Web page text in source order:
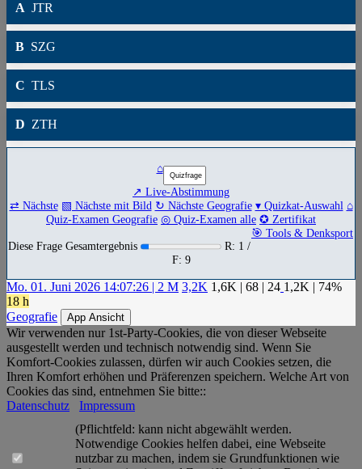
A JTR
B SZG
C TLS
D ZTH
⌂
↗ Live-Abstimmung
⇄ Nächste ▧ Nächste mit Bild ↻ Nächste Geografie ▾ Quizkat-Auswahl ⌂
Quiz-Examen Geografie ◎ Quiz-Examen alle ✪ Zertifikat
🎯 Tools & Denksport
Diese Frage Gesamtergebnis
R: 1 /
F: 9
Mo. 01. Juni 2026 14:07:26 | 2 M 3,2K 1,6K | 68 | 24 1,2K | 74%
18 h
Geografie
App Ansicht
Wir verwenden nur 1st-Party-Cookies, die von dieser Webseite
ausgestellt werden und technisch notwendig sind. Wenn Sie
Komfort-Cookies zulassen, dürfen wir auch Cookies setzen, die
Ihren Komfort erhöhen und Präferenzen speichern. Welche Art von
Cookies das sind, entnehmen Sie bitte::
Datenschutz
Impressum
(Pflichtfeld: kann nicht abgewählt werden.
Notwendige Cookies helfen dabei, eine Webseite
nutzbar zu machen, indem sie Grundfunktionen wie